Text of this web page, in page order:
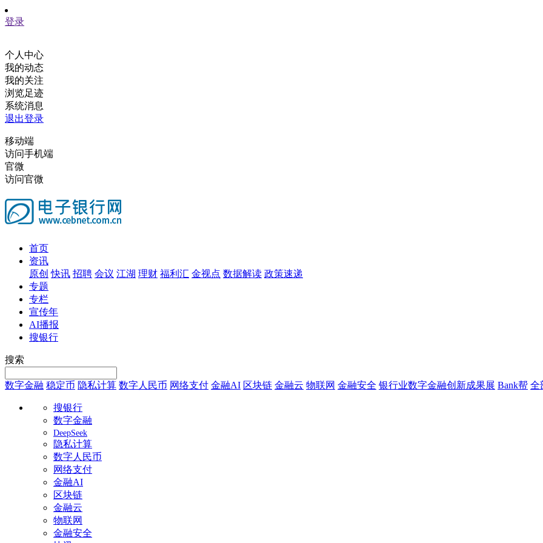
登录
个人中心
我的动态
我的关注
浏览足迹
系统消息
退出登录
移动端
访问手机端
官微
访问官微
首页
资讯
原创 快讯 招聘 会议 江湖 理财 福利汇 金视点 数据解读 政策速递
专题
专栏
宣传年
AI播报
搜银行
搜索
数字金融 稳定币 隐私计算 数字人民币 网络支付 金融AI 区块链 金融云 物联网 金融安全 银行业数字金融创新成果展 Bank帮 全
搜银行
数字金融
DeepSeek
隐私计算
数字人民币
网络支付
金融AI
区块链
金融云
物联网
金融安全